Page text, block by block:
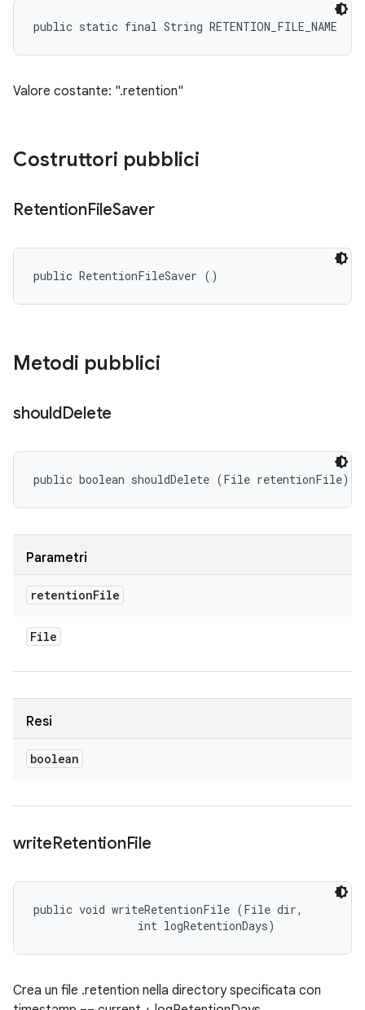
public static final String RETENTION_FILE_NAME
Valore costante: ".retention"
Costruttori pubblici
RetentionFileSaver
public RetentionFileSaver ()
Metodi pubblici
shouldDelete
public boolean shouldDelete (File retentionFile)
Parametri
retentionFile
File
Resi
boolean
writeRetentionFile
public void writeRetentionFile (File dir,
                int logRetentionDays)
Crea un file .retention nella directory specificata con